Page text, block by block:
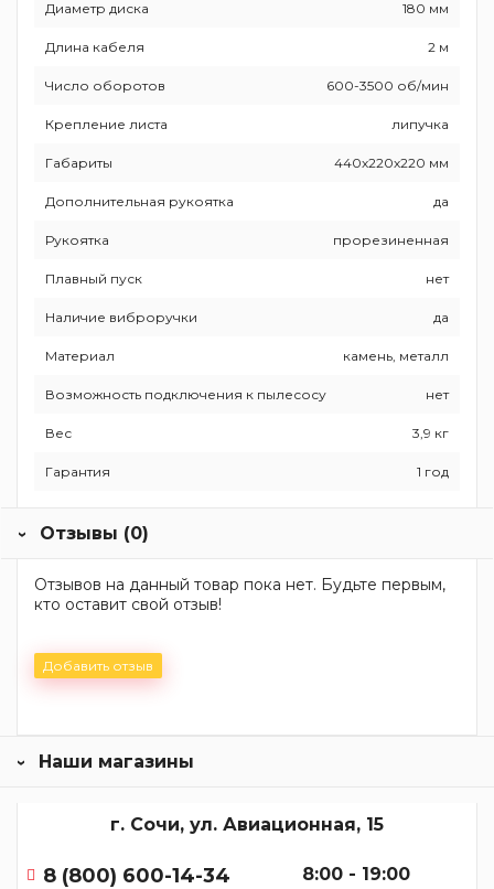
Диаметр диска 180 мм
Длина кабеля 2 м
Число оборотов 600-3500 об/мин
Крепление листа липучка
Габариты 440х220х220 мм
Дополнительная рукоятка да
Рукоятка прорезиненная
Плавный пуск нет
Наличие виброручки да
Материал камень, металл
Возможность подключения к пылесосу нет
Вес 3,9 кг
Гарантия 1 год
Отзывы (0)
Отзывов на данный товар пока нет. Будьте первым,
кто оставит свой отзыв!
Добавить отзыв
Наши магазины
г. Сочи, ул. Авиационная, 15
8 (800) 600-14-34 8:00 - 19:00